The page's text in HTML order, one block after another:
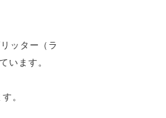
ッター（ラ
います。
。